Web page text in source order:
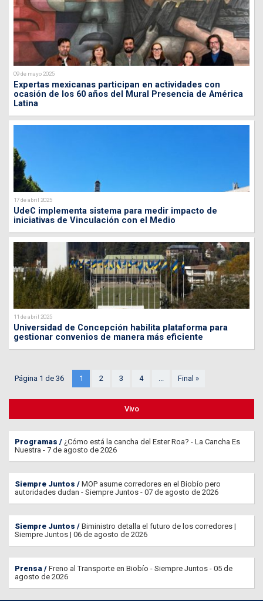
09 de mayo 2025
Expertas mexicanas participan en actividades con
ocasión de los 60 años del Mural Presencia de América
Latina
17 de abril 2025
UdeC implementa sistema para medir impacto de
iniciativas de Vinculación con el Medio
11 de abril 2025
Universidad de Concepción habilita plataforma para
gestionar convenios de manera más eficiente
Página 1 de 36 1 2 3 4 ... Final »
Vivo
Programas
¿Cómo está la cancha del Ester Roa? - La Cancha Es
Nuestra - 7 de agosto de 2026
Siempre Juntos
MOP asume corredores en el Biobío pero
autoridades dudan - Siempre Juntos - 07 de agosto de 2026
Siempre Juntos
Biministro detalla el futuro de los corredores |
Siempre Juntos | 06 de agosto de 2026
Prensa
Freno al Transporte en Biobío - Siempre Juntos - 05 de
agosto de 2026